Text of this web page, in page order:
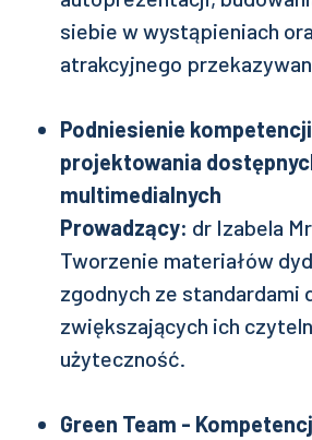
siebie w wystąpieniach
atrakcyjnego
Podniesienie
projektowania
multimedialnych
Prowadzący: dr Izabela
Tworzenie materiałów
zgodnych ze standardami
zwiększających ich
użyteczność.
Green Team -